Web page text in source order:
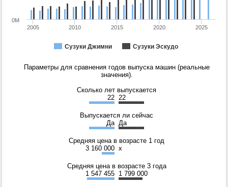
Сузуки Джимни Сузуки Эскудо
2005 2010 2015 2020 2025
0M
Параметры для сравнения годов выпуска машин (реальные
значения).
Сколько лет выпускается
22 22
Выпускается ли сейчас
Да Да
Средняя цена в возрасте 1 год
3 160 000 x
Средняя цена в возрасте 3 года
1 547 455 1 799 000